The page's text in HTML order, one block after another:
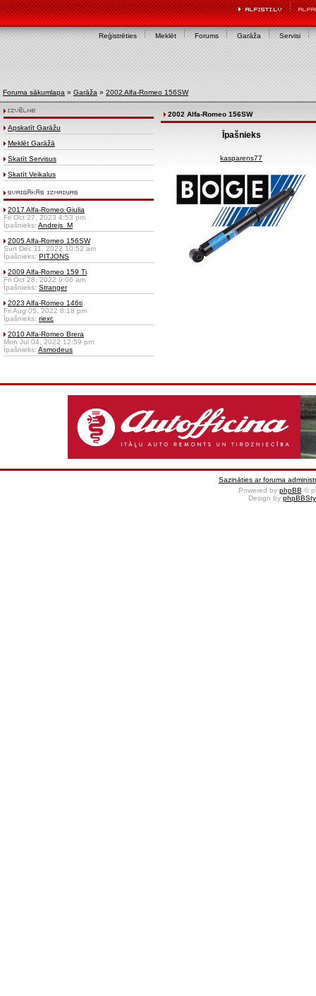
Reģistrēties Meklēt Forums Garāža Servisi
Foruma sākumlapa » Garāža » 2002 Alfa-Romeo 156SW
Apskatīt Garāžu
Meklēt Garāžā
Skatīt Servisus
Skatīt Veikalus
2017 Alfa-Romeo Giulia
Fri Oct 27, 2023 4:53 pm
Īpašnieks: Andrejs_M
2005 Alfa-Romeo 156SW
Sun Dec 11, 2022 10:52 am
Īpašnieks: PITJONS
2009 Alfa-Romeo 159 Ti
Fri Oct 28, 2022 9:06 am
Īpašnieks: Stranger
2023 Alfa-Romeo 146ti
Fri Aug 05, 2022 8:18 pm
Īpašnieks: riexc
2010 Alfa-Romeo Brera
Mon Jul 04, 2022 12:59 pm
Īpašnieks: Asmodeus
2002 Alfa-Romeo 156SW
Īpašnieks
kasparens77
Sazināties ar foruma
Powered by phpBB ©
Design by